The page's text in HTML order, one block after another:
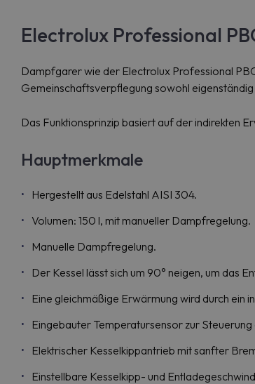
Electrolux Professional
Dampfgarer wie der Electrolux Professional
Gemeinschaftsverpflegung sowohl eigenständig
Das Funktionsprinzip basiert auf der indirekten
Hauptmerkmale
Hergestellt aus Edelstahl AISI 304.
Volumen: 150 l, mit manueller Dampfregelung.
Manuelle Dampfregelung.
Der Kessel lässt sich um 90° neigen, um das
Eine gleichmäßige Erwärmung wird durch ein
Eingebauter Temperatursensor zur
Elektrischer Kesselkippantrieb mit sanfter
Einstellbare Kesselkipp- und